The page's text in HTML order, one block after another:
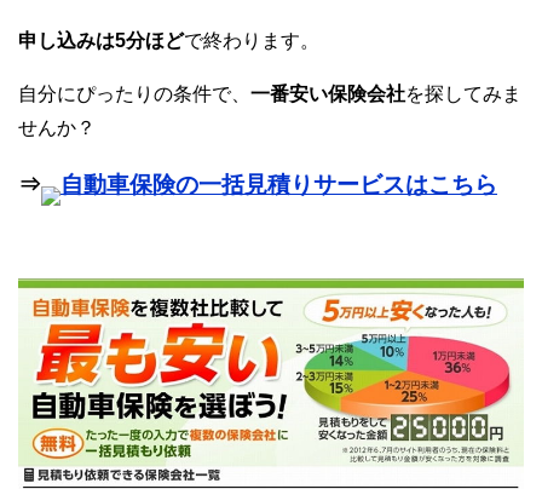
申し込みは5分ほどで終わります。
自分にぴったりの条件で、 一番安い保険会社を探してみま
せんか？
⇒ 自動車保険の一括見積りサービスはこちら